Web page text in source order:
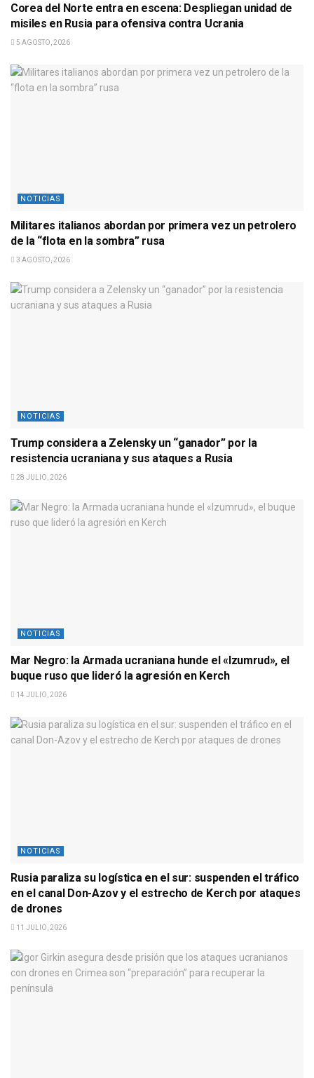
Corea del Norte entra en escena: Despliegan unidad de
misiles en Rusia para ofensiva contra Ucrania
5 AGOSTO, 2026
NOTICIAS
Militares italianos abordan por primera vez un petrolero
de la “flota en la sombra” rusa
3 AGOSTO, 2026
NOTICIAS
Trump considera a Zelensky un “ganador” por la
resistencia ucraniana y sus ataques a Rusia
28 JULIO, 2026
NOTICIAS
Mar Negro: la Armada ucraniana hunde el «Izumrud», el
buque ruso que lideró la agresión en Kerch
14 JULIO, 2026
NOTICIAS
Rusia paraliza su logística en el sur: suspenden el tráfico
en el canal Don-Azov y el estrecho de Kerch por ataques
de drones
11 JULIO, 2026